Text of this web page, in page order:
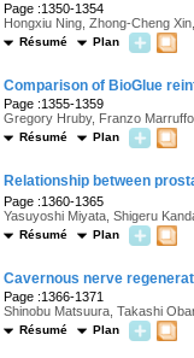
Page :1350-1354
Hongxiu Ning, Zhong-Cheng
Résumé Plan
Comparison of BioGlue
Page :1355-1359
Gregory Hruby, Franzo
Résumé Plan
Relationship between
Page :1360-1365
Yasuyoshi Miyata, Shigeru
Résumé Plan
Cavernous nerve
Page :1366-1371
Shinobu Matsuura, Takashi
Résumé Plan